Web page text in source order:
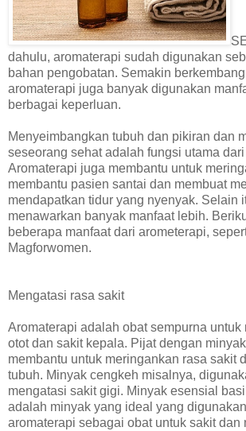
dahulu, aromaterapi sudah digunakan
bahan pengobatan. Semakin
aromaterapi juga banyak digunakan
berbagai keperluan.
Menyeimbangkan tubuh dan pikiran dan
seseorang sehat adalah fungsi utama
Aromaterapi juga membantu untuk
membantu pasien santai dan membuat
mendapatkan tidur yang nyenyak. Selain
menawarkan banyak manfaat lebih.
beberapa manfaat dari arometerapi,
Magforwomen.
Mengatasi rasa sakit
Aromaterapi adalah obat sempurna untuk
otot dan sakit kepala. Pijat dengan
membantu untuk meringankan rasa sakit
tubuh. Minyak cengkeh misalnya,
mengatasi sakit gigi. Minyak esensial
adalah minyak yang ideal yang
aromaterapi sebagai obat untuk sakit dan